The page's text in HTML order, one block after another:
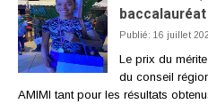
Publié: 16 juillet
Le prix du
du conseil
AMIMI tant pour les résultats